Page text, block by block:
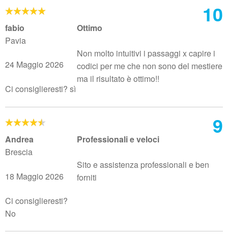
10
fabio
Pavia
24 Maggio 2026
Ci consiglieresti? sì
Ottimo
Non molto intuitivi i passaggi x capire i
codici per me che non sono del mestiere
ma il risultato è ottimo!!
9
Andrea
Brescia
18 Maggio 2026
Ci consiglieresti?
No
Professionali e veloci
Sito e assistenza professionali e ben
forniti